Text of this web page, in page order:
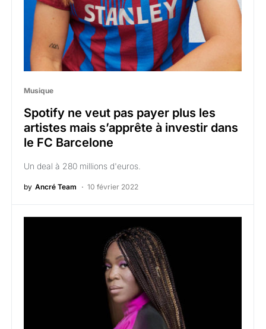
Musique
Spotify ne veut pas payer plus les
artistes mais s’apprête à investir dans
le FC Barcelone
Un deal à 280 millions d'euros.
by Ancré Team 10 février 2022